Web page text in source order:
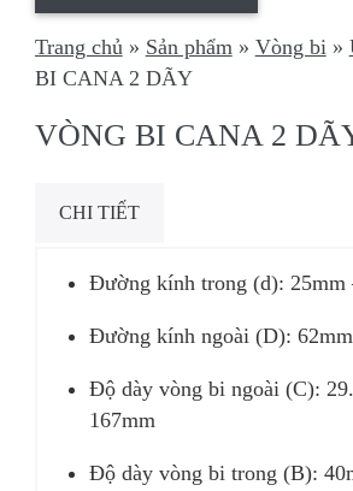
Trang chủ» Sản phẩm» Vòng bi»
BI CANA 2 DÃY
VÒNG BI CANA 2
CHI TIẾT
Đường kính trong (d): 25mm
Đường kính ngoài (D):
Độ dày vòng bi ngoài (C):
167mm
Độ dày vòng bi trong (B):